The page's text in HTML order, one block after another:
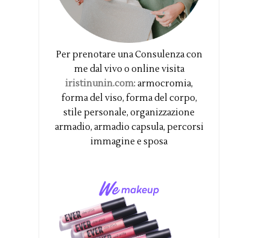
Per prenotare una Consulenza con
me dal vivo o online visita
iristinunin.com: armocromia,
forma del viso, forma del corpo,
stile personale, organizzazione
armadio, armadio capsula, percorsi
immagine e sposa